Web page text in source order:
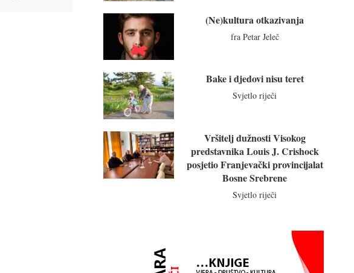
(Ne)kultura otkazivanja
fra Petar Jeleč
Bake i djedovi nisu teret
Svjetlo riječi
Vršitelj dužnosti Visokog
predstavnika Louis J. Crishock
posjetio Franjevački provincijalat
Bosne Srebrene
Svjetlo riječi